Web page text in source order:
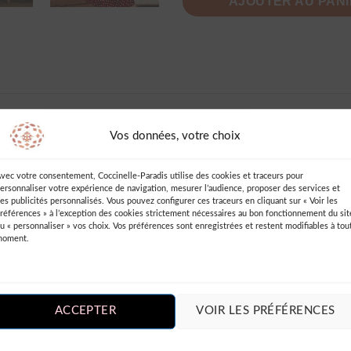
Vos données, votre choix
votre consentement, Coccinelle-Paradis utilise des cookies et traceurs pour
votre expérience de navigation, mesurer l’audience, proposer des services et
publicités personnalisés. Vous pouvez configurer ces traceurs en cliquant sur « Voir les
» à l’exception des cookies strictement nécessaires au bon fonctionnement du
« personnaliser » vos choix. Vos préférences sont enregistrées et restent modifiables à
ACCEPTER VOIR LES PRÉFÉRENCES
INFORMATIONS COMPLÉMENTAIRES
Pois
Ajouter un Avis